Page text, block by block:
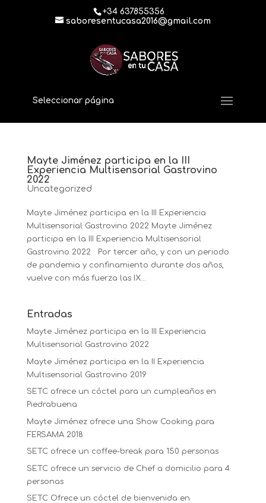
+34 637855356
saboresentucasa2016@gmail.com
Seleccionar página
Mayte Jiménez participa en la III
Experiencia Multisensorial Gastrovino
2022
Uncategorized
Mayte Jiménez participa en la III Experiencia
Multisensorial Gastrovino 2022 Mayte Jiménez
participa en la III Experiencia Multisensorial
Gastrovino 2022 Por tercer año, y con un periodo
de pandemia y confinamiento durante dos años,
vuelve con más fuerza las IX...
Entradas
Mayte Jiménez participa en la III Experiencia
Multisensorial Gastrovino 2022
Mayte Jiménez participa en la II Experiencia
Multisensorial Gastrovino 2019
SETC ofrece un cóctel para un cumpleaños en
Piedrabuena
Mayte Jiménez ofrece una Show Cooking para
FERSAMA 2018
SETC ofrece un coffee-break para 150 personas
SETC ofrece un servicio de Chef a domicilio para 4
personas
SETC Ofrece un cóctel de bienvenida en